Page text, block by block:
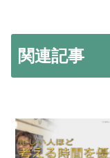
関連記事